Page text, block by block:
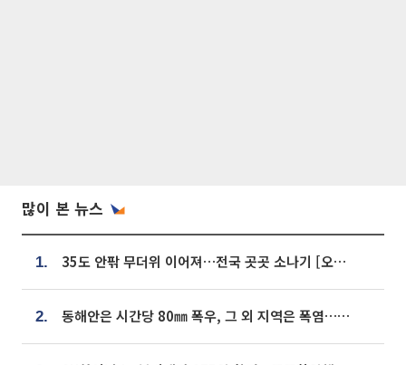
많이 본 뉴스
1. 35도 안팎 무더위 이어져…전국 곳곳 소나기 [오늘 날씨]
2. 동해안은 시간당 80㎜ 폭우, 그 외 지역은 폭염…‘극과 극 날씨’